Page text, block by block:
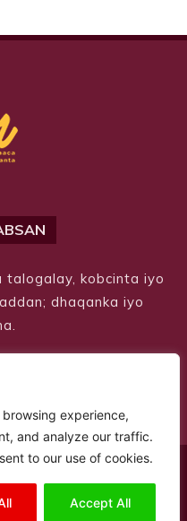
experience,
and analyze our traffic.
to our use of cookies.
Accept All
talogalay, kobcinta iyo
dhaqanka iyo
Rights Reserved